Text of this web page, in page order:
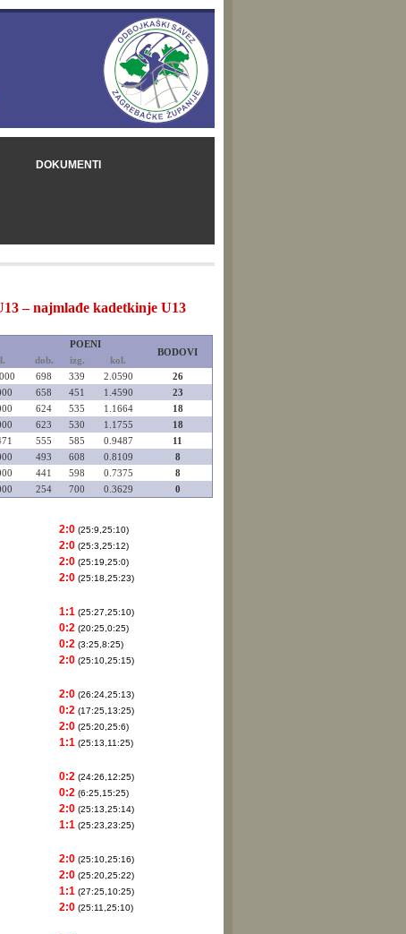
DOKUMENTI
– najmlađe kadetkinje U13
POENI
BODOVI
dob. izg.
kol.
698 339 2.0590
26
658 451 1.4590
23
624 535 1.1664
18
623 530 1.1755
18
555 585 0.9487
11
493 608 0.8109
8
441 598 0.7375
8
254 700 0.3629 0
2:0 (25:9,25:10)
2:0 (25:3,25:12)
2:0 (25:19,25:0)
2:0 (25:18,25:23)
1:1 (25:27,25:10)
0:2 (20:25,0:25)
0:2 (3:25,8:25)
2:0 (25:10,25:15)
2:0 (26:24,25:13)
0:2 (17:25,13:25)
2:0 (25:20,25:6)
1:1 (25:13,11:25)
0:2 (24:26,12:25)
0:2 (6:25,15:25)
2:0 (25:13,25:14)
1:1 (25:23,23:25)
2:0 (25:10,25:16)
2:0 (25:20,25:22)
1:1 (27:25,10:25)
2:0 (25:11,25:10)